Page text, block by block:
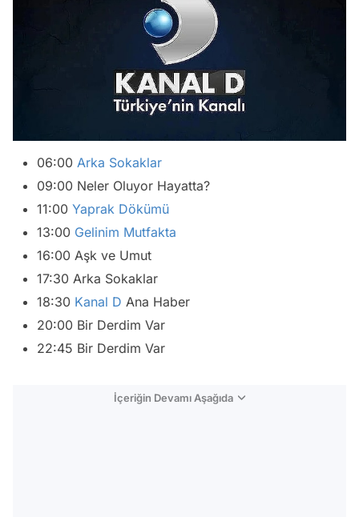
06:00 Arka Sokaklar
09:00 Neler Oluyor Hayatta?
11:00 Yaprak Dökümü
13:00 Gelinim Mutfakta
16:00 Aşk ve Umut
17:30 Arka Sokaklar
18:30 Kanal D Ana Haber
20:00 Bir Derdim Var
22:45 Bir Derdim Var
İçeriğin Devamı Aşağıda